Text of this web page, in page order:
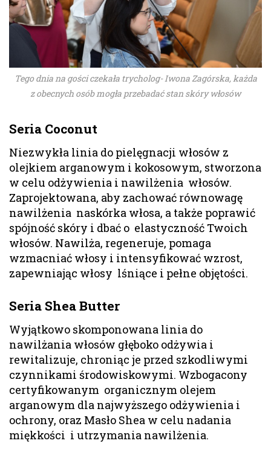
Tego dnia na gości czekała trycholog- Iwona Zagórska, każda
z obecnych osób mogła przebadać stan skóry włosów
Seria Coconut
Niezwykła linia do pielęgnacji włosów z
olejkiem arganowym i kokosowym, stworzona
w celu odżywienia i nawilżenia włosów.
Zaprojektowana, aby zachować równowagę
nawilżenia naskórka włosa, a także poprawić
spójność skóry i dbać o elastyczność Twoich
włosów. Nawilża, regeneruje, pomaga
wzmacniać włosy i intensyfikować wzrost,
zapewniając włosy lśniące i pełne objętości.
Seria Shea Butter
Wyjątkowo skomponowana linia do
nawilżania włosów głęboko odżywia i
rewitalizuje, chroniąc je przed szkodliwymi
czynnikami środowiskowymi. Wzbogacony
certyfikowanym organicznym olejem
arganowym dla najwyższego odżywienia i
ochrony, oraz Masło Shea w celu nadania
miękkości i utrzymania nawilżenia.